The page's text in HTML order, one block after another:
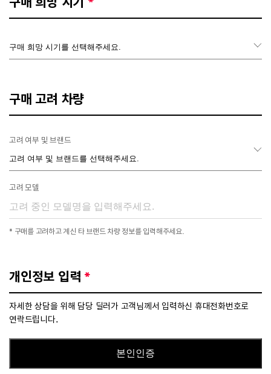
구매 고려 차량
고려 여부 및 브랜드
고려 모델
* 구매를 고려하고 계신 타 브랜드 차량 정보를 입력해주세요.
개인정보 입력 *
자세한 상담을 위해 담당 딜러가 고객님께서 입력하신 휴대전화번호로
연락드립니다.
본인인증